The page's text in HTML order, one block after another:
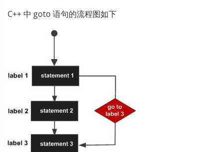
C++ 中 goto 语句的流程图如下